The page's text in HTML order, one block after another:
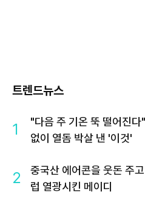
트렌드뉴스
1
"다음 주 기온 뚝 떨어진
없이 열돔 박살 낸 '이것'
2
중국산 에어콘을 웃돈 주
럽 열광시킨 메이디